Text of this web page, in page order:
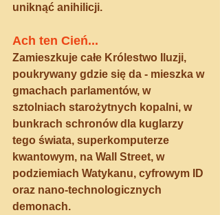
uniknąć anihilicji.
Ach ten Cień...
Zamieszkuje całe Królestwo Iluzji,
poukrywany gdzie się da - mieszka w
gmachach parlamentów, w
sztolniach starożytnych kopalni, w
bunkrach schronów dla kuglarzy
tego świata, superkomputerze
kwantowym, na Wall Street, w
podziemiach Watykanu, cyfrowym ID
oraz nano-technologicznych
demonach.